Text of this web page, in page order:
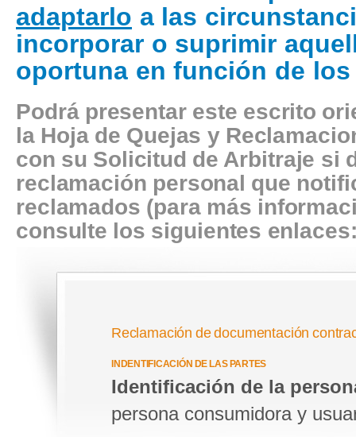
adaptarlo a las
incorporar o suprimir
oportuna en función de
Podrá presentar este escrito
la Hoja de Quejas y
con su Solicitud de Arbitraje si
reclamación personal que
reclamados (para más
consulte los siguientes
Reclamación de documentación
INDENTIFICACIÓN DE LAS PARTES
Identificación de la
persona consumidora y